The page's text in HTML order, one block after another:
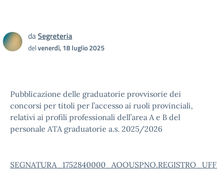
daSegreteria
delvenerdì, 18 luglio 2025
Pubblicazione delle graduatorie provvisorie dei
concorsi per titoli per l’accesso ai ruoli provinciali,
relativi ai profili professionali dell’area A e B del
personale ATA graduatorie a.s. 2025/2026